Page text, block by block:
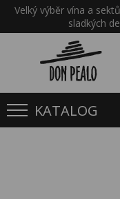
Velký výběr vína a
sladkých
KATALOG